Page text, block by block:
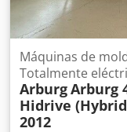
Máquinas de
Totalmente
ArburgArburg
Hidrive
2012